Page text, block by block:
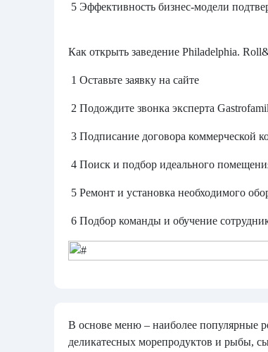
5 Эффективность бизнес-модели
Как открыть заведение Philadelphia.
1 Оставьте заявку на сайте
2 Подождите звонка эксперта
3 Подписание договора коммерческой
4 Поиск и подбор идеального
5 Ремонт и установка необходимого
6 Подбор команды и обучение
В основе меню – наиболее популярные
деликатесных морепродуктов и рыбы,